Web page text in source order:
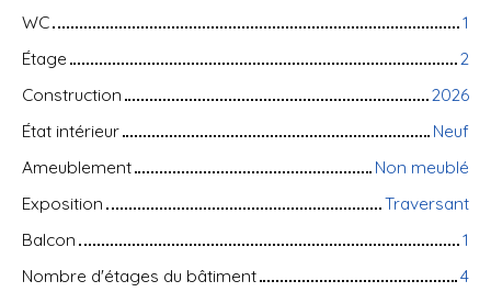
WC
1
Étage
2
Construction
2026
État intérieur
Neuf
Ameublement
Non meublé
Exposition
Traversant
Balcon
1
Nombre d'étages du bâtiment
4